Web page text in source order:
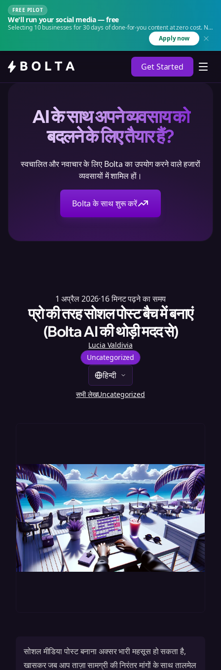
FREE PILOT
We'll run your social media — free
Selecting 10 businesses for 30 days of done-for-you content at zero cost. No
Apply now
Get Started
AI के साथ अपने व्यवसाय को
बदलने के लिए तैयार हैं?
स्वचालित और नवाचार के लिए Bolta का उपयोग करने वाले हजारों
व्यवसायों में शामिल हों।
Bolta के साथ शुरू करें
1 अप्रैल 2026·16मिनट पढ़ने का समय
प्रो की तरह सोशल पोस्ट बैच में बनाएं
(Bolta AI की थोड़ी मदद से)
Lucia Valdivia
Uncategorized
हिन्दी
सभी लेखUncategorized
सोशल मीडिया पोस्ट बनाना अक्सर भारी महसूस हो सकता है,
खासकर जब आप ताज़ा सामग्री की निरंतर मांगों के साथ तालमेल